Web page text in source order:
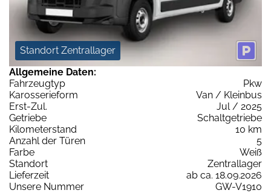
Standort Zentrallager
Allgemeine Daten:
Fahrzeugtyp
Pkw
Karosserieform
Van / Kleinbus
Erst-Zul.
Jul / 2025
Getriebe
Schaltgetriebe
Kilometerstand
10 km
Anzahl der Türen
5
Farbe
Weiß
Standort
Zentrallager
Lieferzeit
ab ca. 18.09.2026
Unsere Nummer
GW-V1910